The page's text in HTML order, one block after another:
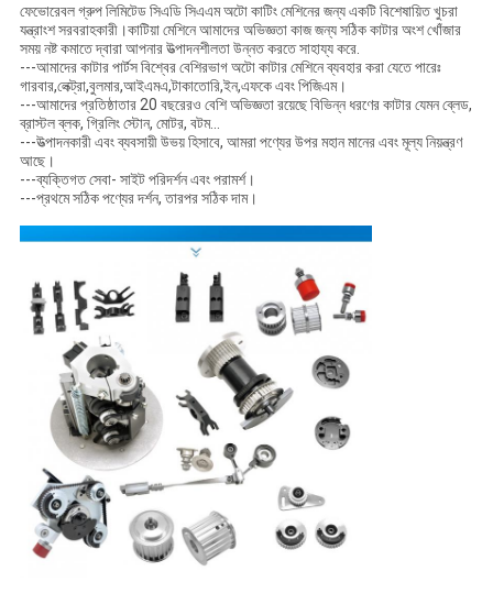
ফেভোরেবল গ্রুপ লিমিটেড সিএডি সিএএম অটো কাটিং মেশিনের জন্য একটি বিশেষায়িত খুচরা
যন্ত্রাংশ সরবরাহকারী।কাটিয়া মেশিনে আমাদের অভিজ্ঞতা কাজ জন্য সঠিক কাটার অংশ খোঁজার
সময় নষ্ট কমাতে দ্বারা আপনার উত্পাদনশীলতা উন্নত করতে সাহায্য করে.
---আমাদের কাটার পার্টস বিশ্বের বেশিরভাগ অটো কাটার মেশিনে ব্যবহার করা যেতে পারেঃ
গারবার,লেক্ট্রা,বুলমার,আইএমএ,টাকাতোরি,ইন,এফকে এবং পিজিএম।
---আমাদের প্রতিষ্ঠাতার 20 বছরেরও বেশি অভিজ্ঞতা রয়েছে বিভিন্ন ধরণের কাটার যেমন ব্লেড,
ব্রাস্টল ব্লক, গ্রিলিং স্টোন, মোটর, বটম...
---উত্পাদনকারী এবং ব্যবসায়ী উভয় হিসাবে, আমরা পণ্যের উপর মহান মানের এবং মূল্য নিয়ন্ত্রণ
আছে।
---ব্যক্তিগত সেবা- সাইট পরিদর্শন এবং পরামর্শ।
---প্রথমে সঠিক পণ্যের দর্শন, তারপর সঠিক দাম।